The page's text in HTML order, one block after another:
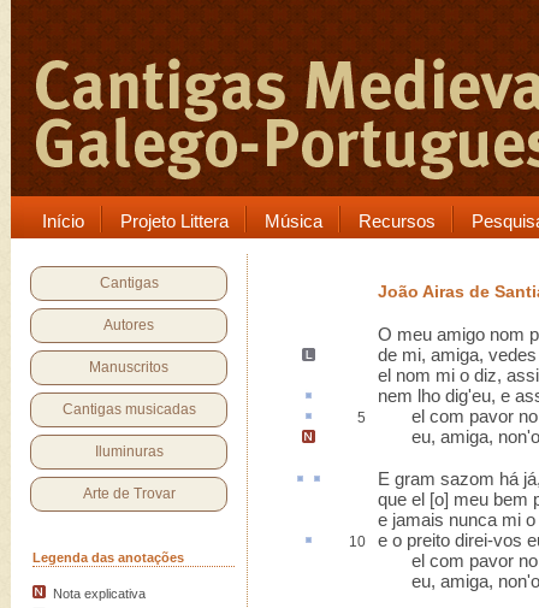
Início Projeto Littera Música Recursos
Cantigas
Autores
Manuscritos
Cantigas musicadas
Iluminuras
Arte de Trovar
Legenda das anotações
Nota explicativa
João Airas de
O meu amigo nom
de mi, amiga,
el nom mi o diz,
nem lho dig'eu, e
5
el com pavor
eu, amiga,
E gram sazom há
que el [o] meu bem
e jamais nunca mi
10 e o preito direi-vos
el com pavor
eu, amiga, non'o